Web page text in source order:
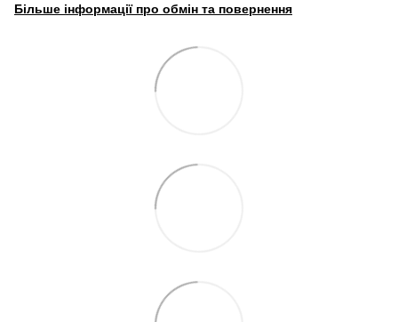
Більше інформації про обмін та повернення